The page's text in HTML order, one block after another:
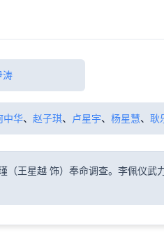
涛
中华、 赵子琪、 卢星宇、 杨星慧、 耿
王星越 饰）奉命调查。李佩仪